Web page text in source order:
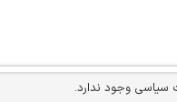
سیاسی وجود ندارد.